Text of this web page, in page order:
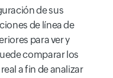
de sus
de línea de
para ver y
comparar los
a fin de analizar